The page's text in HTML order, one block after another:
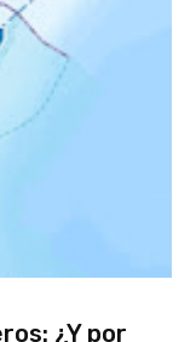
¿Y por